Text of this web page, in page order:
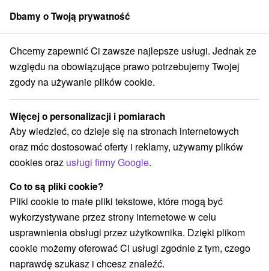
członek grupySorger
Atrakcje na Słowacji Wieże obserwacyjne i chodniki Dolná Nitra
Wieże obserwacyjne i chodniki
Dolná Nitra
Kategorie
Wszystkie kategorie
Zamki, pałace, ruiny
Túry a turistické chodníky
Tory gokartowe(2) Pola golfowe (2) Źródła (1)
Parki miejskie i zamkowe(2) Miejsca sakralne(4)
Zamki(2) Teatry(3) Skanseny(1) Jazda konna(3)
Sporty (1) Atrakcje z adrenaliną(2)
Wieże obserwacyjne i chodniki(3)
Dbamy o Twoją prywatność
Chcemy zapewnić Ci zawsze najlepsze usługi. Jednak ze
względu na obowiązujące prawo potrzebujemy Twojej
zgody na używanie plików cookie.
Więcej o personalizacji i pomiarach
Aby wiedzieć, co dzieje się na stronach internetowych
oraz móc dostosować oferty i reklamy, używamy plików
cookies oraz usługi firmy Google.
Co to są pliki cookie?
Pliki cookie to małe pliki tekstowe, które mogą być
wykorzystywane przez strony internetowe w celu
usprawnienia obsługi przez użytkownika. Dzięki plikom
cookie możemy oferować Ci usługi zgodnie z tym, czego
naprawdę szukasz i chcesz znaleźć.